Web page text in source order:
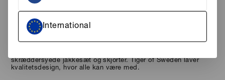
International
PungenfraTiger of Sweden
Tiger of Sweden blev skabt I Stockholm i 1903. Tiger of Sweden
skræddersyede jakkesæt og skjorter. Tiger of Sweden laver
kvalitetsdesign, hvor alle kan være med.